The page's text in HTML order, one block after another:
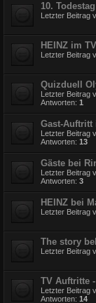
10.
Letzter Beitrag
HEINZ im
Letzter Beitrag
Quizduell
Letzter Beitrag
Antworten: 1
Gast-Auftritt
Letzter Beitrag
Antworten: 13
Gäste bei
Letzter Beitrag
Antworten: 3
HEINZ bei
Letzter Beitrag
The story
Letzter Beitrag
TV Auftritte
Letzter Beitrag
Antworten: 14